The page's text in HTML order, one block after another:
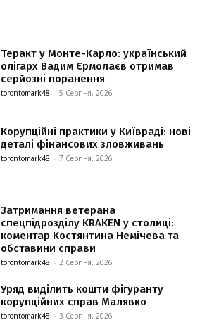
Теракт у Монте-Карло: український
олігарх Вадим Єрмолаєв отримав
серйозні поранення
torontomark48 - 5 Серпня, 2026
Корупційні практики у Київраді: нові
деталі фінансових зловживань
torontomark48 - 7 Серпня, 2026
Затримання ветерана
спецпідрозділу KRAKEN у столиці:
коментар Костянтина Немічева та
обставини справи
torontomark48 - 2 Серпня, 2026
Уряд виділить кошти фігуранту
корупційних справ Малявко
torontomark48 - 3 Серпня, 2026